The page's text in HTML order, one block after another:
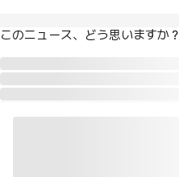
このニュース、どう思いますか？